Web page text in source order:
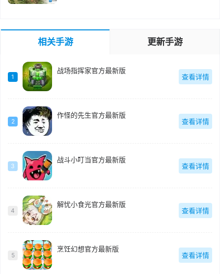
相关手游 更新手游
1
战场指挥家官方最新版
查看详情
2
作怪的先生官方最新版
查看详情
3
战斗小叮当官方最新版
查看详情
4
解忧小食光官方最新版
查看详情
5
烹饪幻想官方最新版
查看详情